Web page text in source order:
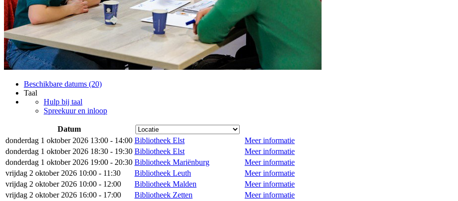
Beschikbare datums (20)
Taal
Hulp bij taal
Spreekuur en inloop
Datum
donderdag 1 oktober 2026 13:00 - 14:00 Bibliotheek Elst
Meer informatie
donderdag 1 oktober 2026 18:30 - 19:30 Bibliotheek Elst
Meer informatie
donderdag 1 oktober 2026 19:00 - 20:30 Bibliotheek Mariënburg
Meer informatie
vrijdag 2 oktober 2026 10:00 - 11:30
Bibliotheek Leuth
Meer informatie
vrijdag 2 oktober 2026 10:00 - 12:00
Bibliotheek Malden
Meer informatie
vrijdag 2 oktober 2026 16:00 - 17:00
Bibliotheek Zetten
Meer informatie